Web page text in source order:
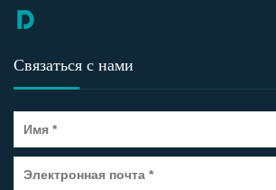
Связаться с нами